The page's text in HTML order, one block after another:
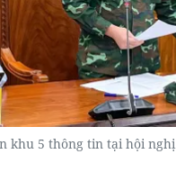
khu 5 thông tin tại hội nghị